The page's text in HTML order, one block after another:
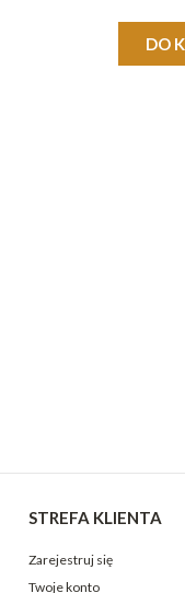
DO
STREFA KLIENTA
Zarejestruj się
Twoje konto